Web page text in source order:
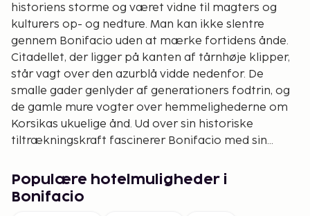
historiens storme og været vidne til magters og
kulturers op- og nedture. Man kan ikke slentre
gennem Bonifacio uden at mærke fortidens ånde.
Citadellet, der ligger på kanten af tårnhøje klipper,
står vagt over den azurblå vidde nedenfor. De
smalle gader genlyder af generationers fodtrin, og
de gamle mure vogter over hemmelighederne om
Korsikas ukuelige ånd. Ud over sin historiske
tiltrækningskraft fascinerer Bonifacio med sin
Sammenstillingen af hav og sten skaber en visuel
symfoni, der bliver hængende i hukommelsen hos
Populære hotelmuligheder i
Bonifacio